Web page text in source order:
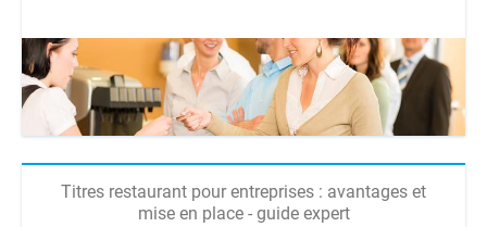
Titres restaurant pour entreprises : avantages et
mise en place - guide expert